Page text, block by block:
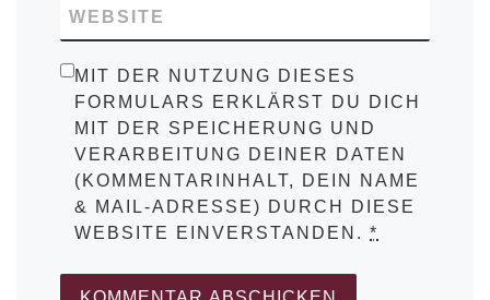
WEBSITE
MIT DER NUTZUNG DIESES
FORMULARS ERKLÄRST DU DICH
MIT DER SPEICHERUNG UND
VERARBEITUNG DEINER DATEN
(KOMMENTARINHALT, DEIN NAME
& MAIL-ADRESSE) DURCH DIESE
WEBSITE EINVERSTANDEN. *